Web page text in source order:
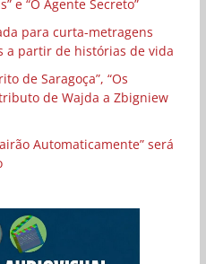
e “O Agente Secreto”
para curta-metragens
a partir de histórias de vida
de Saragoça”, “Os
de Wajda a Zbigniew
Automaticamente” será